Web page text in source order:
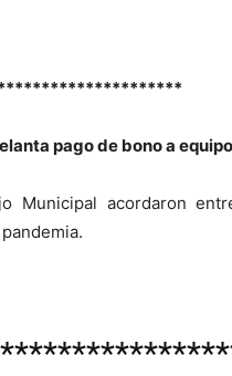
pago de bono a
Municipal acordaron